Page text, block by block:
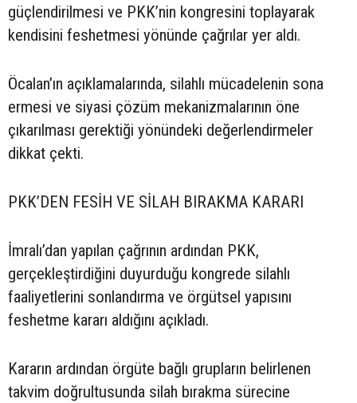
güçlendirilmesi ve PKK’nin kongresini toplayarak
kendisini feshetmesi yönünde çağrılar yer aldı.
Öcalan’ın açıklamalarında, silahlı mücadelenin sona
ermesi ve siyasi çözüm mekanizmalarının öne
çıkarılması gerektiği yönündeki değerlendirmeler
dikkat çekti.
PKK’DEN FESİH VE SİLAH BIRAKMA KARARI
İmralı’dan yapılan çağrının ardından PKK,
gerçekleştirdiğini duyurduğu kongrede silahlı
faaliyetlerini sonlandırma ve örgütsel yapısını
feshetme kararı aldığını açıkladı.
Kararın ardından örgüte bağlı grupların belirlenen
takvim doğrultusunda silah bırakma sürecine